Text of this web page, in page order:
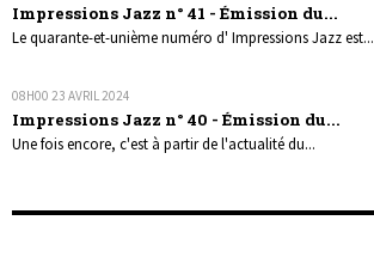
Impressions Jazz n° 41 - Émission du...
Le quarante-et-unième numéro d' Impressions Jazz est...
08H00 23 AVRIL 2024
Impressions Jazz n° 40 - Émission du...
Une fois encore, c'est à partir de l'actualité du...